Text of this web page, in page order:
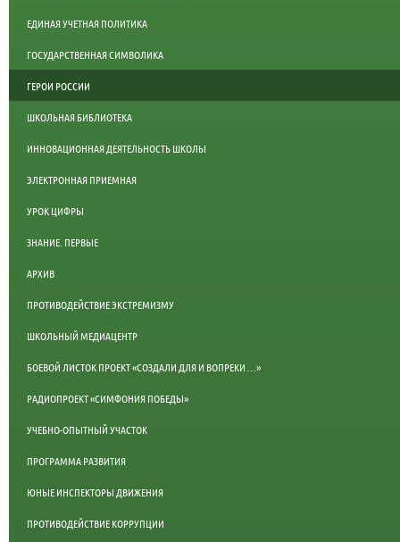
ЕДИНАЯ УЧЕТНАЯ ПОЛИТИКА
ГОСУДАРСТВЕННАЯ СИМВОЛИКА
ГЕРОИ РОССИИ
ШКОЛЬНАЯ БИБЛИОТЕКА
ИННОВАЦИОННАЯ ДЕЯТЕЛЬНОСТЬ ШКОЛЫ
ЭЛЕКТРОННАЯ ПРИЕМНАЯ
УРОК ЦИФРЫ
ЗНАНИЕ. ПЕРВЫЕ
АРХИВ
ПРОТИВОДЕЙСТВИЕ ЭКСТРЕМИЗМУ
ШКОЛЬНЫЙ МЕДИАЦЕНТР
БОЕВОЙ ЛИСТОК ПРОЕКТ «СОЗДАЛИ ДЛЯ И ВОПРЕКИ …»
РАДИОПРОЕКТ «СИМФОНИЯ ПОБЕДЫ»
УЧЕБНО-ОПЫТНЫЙ УЧАСТОК
ПРОГРАММА РАЗВИТИЯ
ЮНЫЕ ИНСПЕКТОРЫ ДВИЖЕНИЯ
ПРОТИВОДЕЙСТВИЕ КОРРУПЦИИ